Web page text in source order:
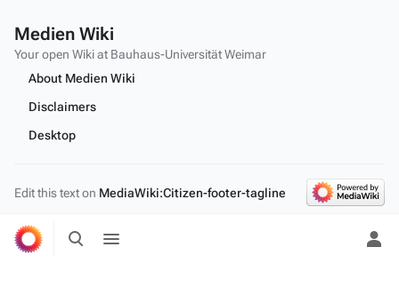
Toggle
search
menu
Medien Wiki
Your open Wiki at Bauhaus-Universität Weimar
About Medien Wiki
Disclaimers
Desktop
Edit this text on MediaWiki:Citizen-footer-tagline